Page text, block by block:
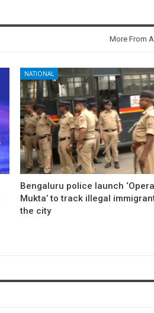
More From
NATIONAL
Bengaluru police launch
Mukta’ to track illegal
the city